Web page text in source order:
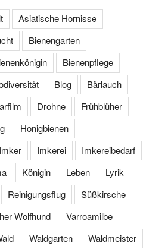
Asiatische Hornisse
Bienengarten
Bienenpflege
Blog
Bärlauch
Drohne
Frühblüher
Honigbienen
Imker Imkerei
Imkereibedarf
Königin Leben
Lyrik
Reinigungsflug
Süßkirsche
Wolfhund
Varroamilbe
Waldgarten
Waldmeister